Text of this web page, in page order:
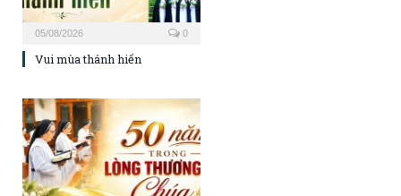
05/08/2026 0
Vui mùa thánh hiến